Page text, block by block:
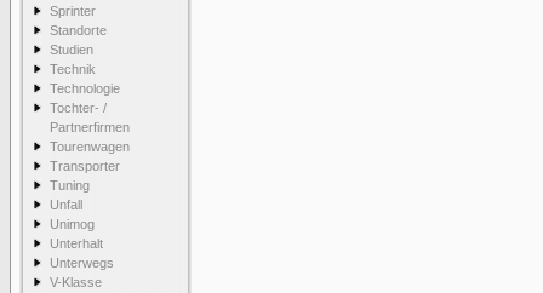
Sprinter
Standorte
Studien
Technik
Technologie
Tochter- /
Partnerfirmen
Tourenwagen
Transporter
Tuning
Unfall
Unimog
Unterhalt
Unterwegs
V-Klasse